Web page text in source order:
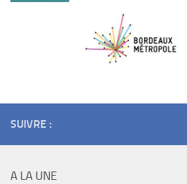
SUIVRE :
A LA UNE